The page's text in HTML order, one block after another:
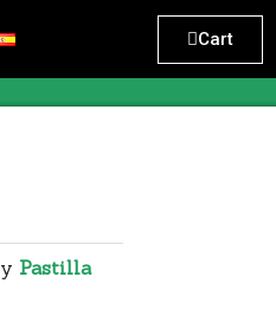
Cart
Pastilla